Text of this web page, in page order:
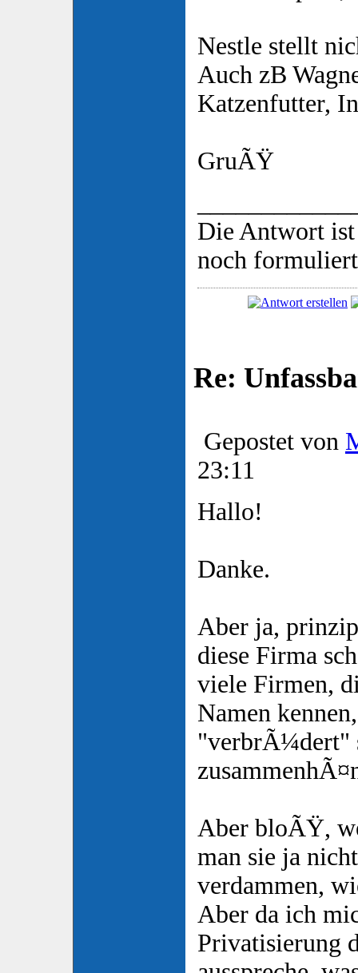
Nestle stellt
Auch zB
Katzenfutter,
GruÃŸ
Die Antwort ist
noch
Re:
Gepostet von
23:11
Hallo!
Danke.
Aber ja,
diese Firma
viele Firmen,
Namen
"verbrÃ¼dert"
Aber bloÃŸ,
man sie ja
verdammen,
Aber da ich
Privatisierung